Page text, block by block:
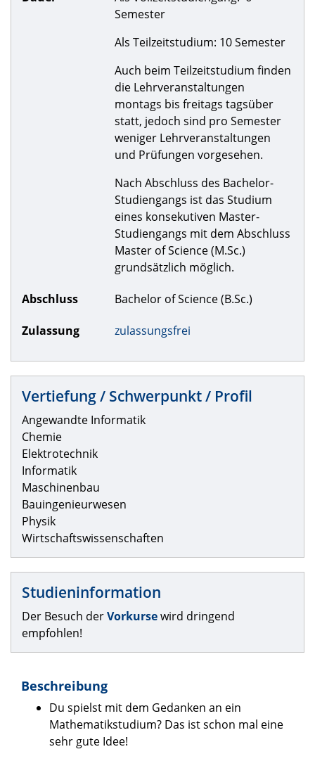
Semester
Als Teilzeitstudium: 10 Semester
Auch beim Teilzeitstudium finden
die Lehrveranstaltungen
montags bis freitags tagsüber
statt, jedoch sind pro Semester
weniger Lehrveranstaltungen
und Prüfungen vorgesehen.
Nach Abschluss des Bachelor-
Studiengangs ist das Studium
eines konsekutiven Master-
Studiengangs mit dem Abschluss
Master of Science (M.Sc.)
grundsätzlich möglich.
Abschluss Bachelor of Science (B.Sc.)
Zulassung zulassungsfrei
Vertiefung / Schwerpunkt / Profil
Angewandte Informatik
Chemie
Elektrotechnik
Informatik
Maschinenbau
Bauingenieurwesen
Physik
Wirtschaftswissenschaften
Studieninformation
Der Besuch derVorkursewird dringend
empfohlen!
Beschreibung
Du spielst mit dem Gedanken an ein
Mathematikstudium? Das ist schon mal eine
sehr gute Idee!